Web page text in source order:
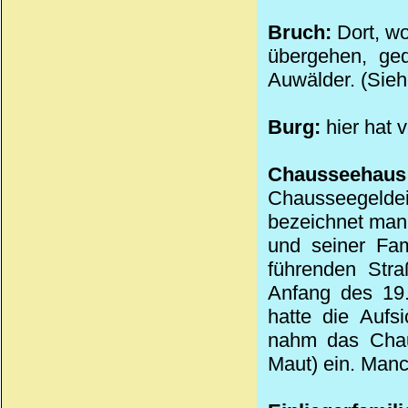
Bruch: Dort,
übergehen,
Auwälder.
Burg: hier hat
bezeichnet
und seiner
führenden
Anfang des
hatte die
nahm das
Maut) ein.